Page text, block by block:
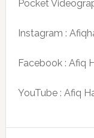
Pocket
Instagram :
Facebook : Afiq
YouTube : Afiq